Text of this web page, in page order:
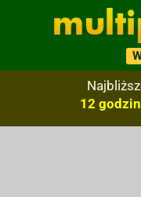
12